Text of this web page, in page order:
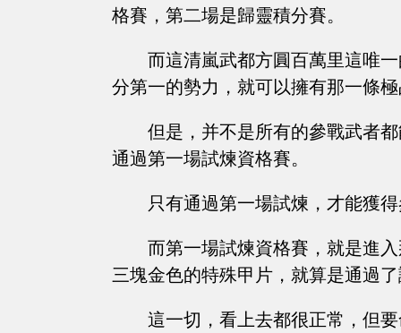
格賽，第二場是歸靈積分賽。
而這清嵐武都方圓百萬里這唯
分第一的勢力，就可以擁有那一條
但是，并不是所有的參戰武者
通過第一場試煉資格賽。
只有通過第一場試煉，才能獲
而第一場試煉資格賽，就是進
三塊金色的特殊甲片，就算是通過
這一切，看上去都很正常，但